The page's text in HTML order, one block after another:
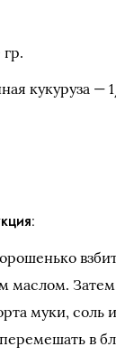
кукуруза —
маслом.
муки, соль и
в